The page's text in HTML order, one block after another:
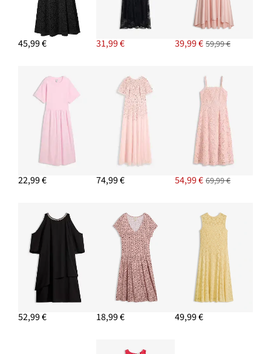
45,99 € 31,99 € 39,99 € 59,99 €
22,99 € 74,99 € 54,99 € 69,99 €
52,99 € 18,99 € 49,99 €